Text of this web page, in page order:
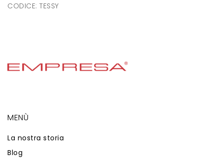
CODICE: TESSY
MENÙ
La nostra storia
Blog